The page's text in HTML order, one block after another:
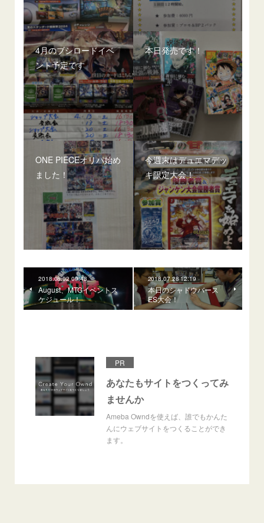
4月のブシロードイベ
ント予定です
本日発売です！
ONE PIECEオリパ始め
ました！
今週末はデュエマデッ
キ限定大会！
2018.08.02 09:48
August、MTGイベントス
ケジュール！
2018.07.28 12:19
本日のシャドウバース
ES大会！
PR
あなたもサイトをつくってみ
ませんか
Ameba Owndを使えば、誰でもかんた
んにウェブサイトをつくることができ
ます。